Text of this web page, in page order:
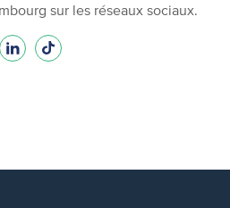
sur les réseaux sociaux.